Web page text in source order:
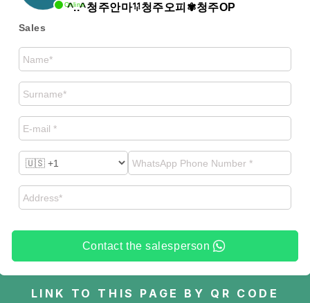
Online
^..^청주안마ꖭ청주오피✾청주OP
Sales
Contact the salesperson
LINK TO THIS PAGE BY QR CODE